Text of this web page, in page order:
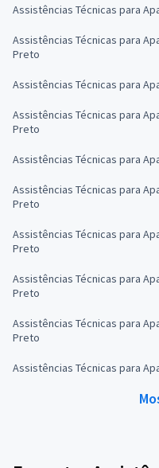
Assistências Técnicas para
Assistências Técnicas para
Preto
Assistências Técnicas para
Assistências Técnicas para
Preto
Assistências Técnicas para
Assistências Técnicas para
Preto
Assistências Técnicas para
Preto
Assistências Técnicas para
Preto
Assistências Técnicas para
Preto
Assistências Técnicas para